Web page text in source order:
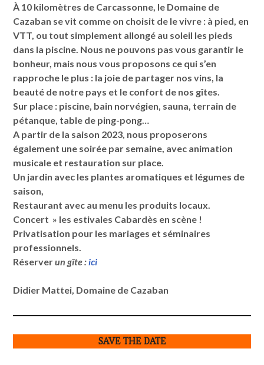
À 10 kilomètres de Carcassonne, le Domaine de
Cazaban se vit comme on choisit de le vivre : à pied, en
VTT, ou tout simplement allongé au soleil les pieds
dans la piscine. Nous ne pouvons pas vous garantir le
bonheur, mais nous vous proposons ce qui s’en
rapproche le plus : la joie de partager nos vins, la
beauté de notre pays et le confort de nos gîtes.
Sur place : piscine, bain norvégien, sauna, terrain de
pétanque, table de ping-pong…
A partir de la saison 2023, nous proposerons
également une soirée par semaine, avec animation
musicale et restauration sur place.
Un jardin avec les plantes aromatiques et légumes de
saison,
Restaurant avec au menu les produits locaux.
Concert » les estivales Cabardès en scène !
Privatisation pour les mariages et séminaires
professionnels.
Réserverun gîte :ici
Didier Mattei, Domaine de Cazaban
SAVE THE DATE